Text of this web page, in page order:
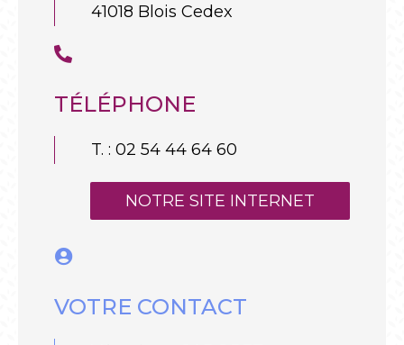
41018 Blois Cedex
TÉLÉPHONE
T. : 02 54 44 64 60
NOTRE SITE INTERNET
VOTRE CONTACT